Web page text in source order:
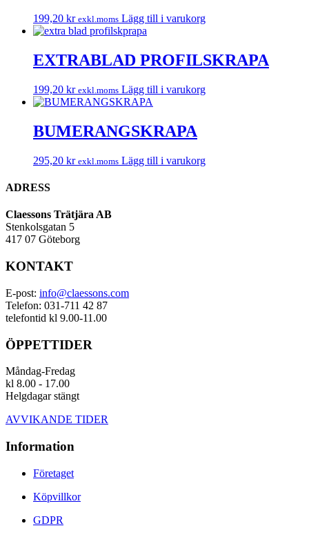
199,20 kr exkl.moms Lägg till i varukorg
EXTRABLAD PROFILSKRAPA
199,20 kr exkl.moms Lägg till i varukorg
BUMERANGSKRAPA
295,20 kr exkl.moms Lägg till i varukorg
ADRESS
Claessons Trätjära AB
Stenkolsgatan 5
417 07 Göteborg
KONTAKT
E-post: info@claessons.com
Telefon: 031-711 42 87
telefontid kl 9.00-11.00
ÖPPETTIDER
Måndag-Fredag
kl 8.00 - 17.00
Helgdagar stängt
AVVIKANDE TIDER
Information
Företaget
Köpvillkor
GDPR